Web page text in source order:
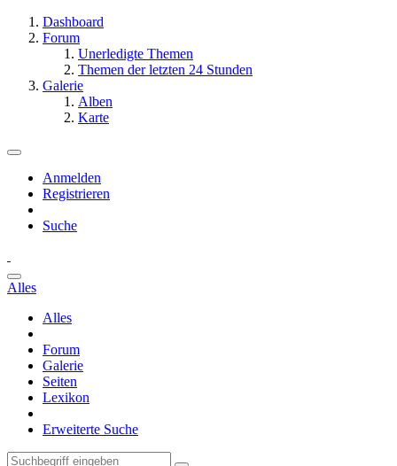
Dashboard
Forum
Unerledigte Themen
Themen der letzten 24 Stunden
Galerie
Alben
Karte
Anmelden
Registrieren
Suche
Alles
Alles
Forum
Galerie
Seiten
Lexikon
Erweiterte Suche